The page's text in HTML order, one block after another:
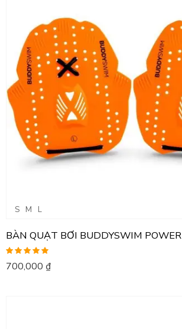
S M L
BÀN QUẠT BƠI BUDDYSWIM POWER
Được xếp
hạng5.00 5
700,000 ₫